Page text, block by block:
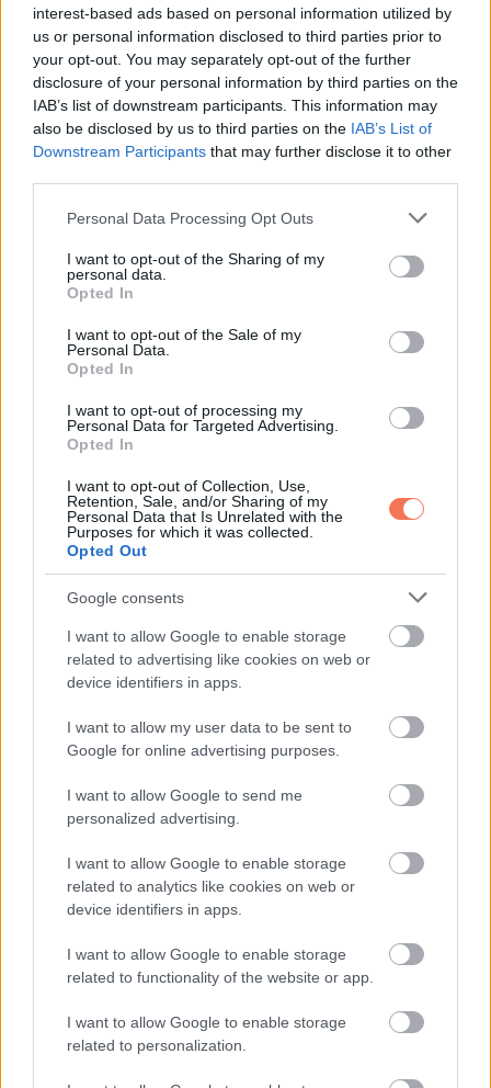
interest-based ads based on personal information utilized by
us or personal information disclosed to third parties prior to
your opt-out. You may separately opt-out of the further
disclosure of your personal information by third parties on the
IAB’s list of downstream participants. This information may
also be disclosed by us to third parties on the IAB’s List of
Downstream Participants that may further disclose it to other
Please note that this website/app uses one or more Google
not limited to your visit or usage behaviour. You may click to
grant or deny consent to Google and its third-party tags to
use your data for below specified purposes in below Google
consent section.
Personal Data Processing Opt Outs
I want to opt-out of the Sharing of my
personal data.
Opted In
I want to opt-out of the Sale of my
Personal Data.
Opted In
I want to opt-out of processing my
Personal Data for Targeted Advertising.
Opted In
I want to opt-out of Collection, Use,
Retention, Sale, and/or Sharing of my
Personal Data that Is Unrelated with the
Purposes for which it was collected.
Opted Out
Google consents
I want to allow Google to enable storage
related to advertising like cookies on web or
device identifiers in apps.
I want to allow my user data to be sent to
Google for online advertising purposes.
I want to allow Google to send me
personalized advertising.
I want to allow Google to enable storage
related to analytics like cookies on web or
device identifiers in apps.
I want to allow Google to enable storage
related to functionality of the website or app.
I want to allow Google to enable storage
related to personalization.
Grace Kellynek összesen 11 unokája van, akik közül sokan
örököltek valamit a stílusából és a megjelenéséből. A
legtöbben mégis a 20 éves Camille Gottliebben látják a
legerősebb hasonlóságot, aki Stefánia lánya.
Camille a külseje miatt is sok figyelmet kap, és az sem
mellékes, hogy a nagymamája Amerika egyik legkedveltebb
magáról és a családjáról, és a profilját több mint 70 ezren
Camilloush (@camillerosegottlieb) által megosztott bejegyzés